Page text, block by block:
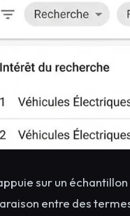
sur un
entre des